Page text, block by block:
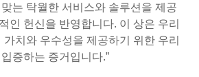
는 탁월한 서비스와 솔루션을 제공
인 헌신을 반영합니다. 이 상은 우리
치와 우수성을 제공하기 위한 우리
증하는 증거입니다.”